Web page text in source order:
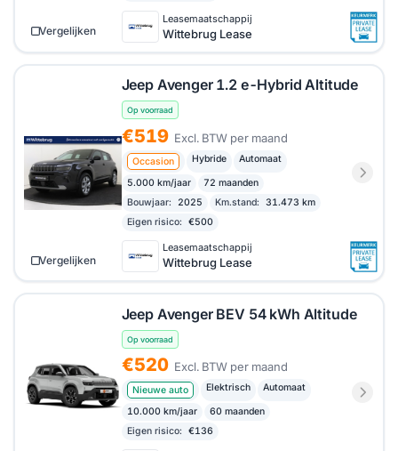
Leasemaatschappij
Wittebrug Lease
Vergelijken
Jeep Avenger 1.2 e-Hybrid Altitude
Op voorraad
€519 Excl. BTW per maand
Occasion Hybride Automaat
5.000 km/jaar
72 maanden
Bouwjaar:
2025 Km.stand:
31.473 km
Eigen risico:
€500
Leasemaatschappij
Wittebrug Lease
Vergelijken
Jeep Avenger BEV 54 kWh Altitude
Op voorraad
€520 Excl. BTW per maand
Nieuwe auto Elektrisch Automaat
10.000 km/jaar
60 maanden
Eigen risico:
€136